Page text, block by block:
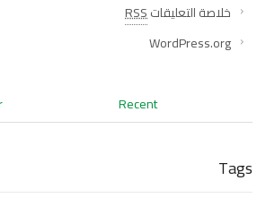
خلاصة التعليقاتRSS
WordPress.org
Recent
Tags